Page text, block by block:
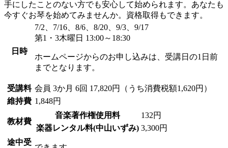
手にしたことのない方でも安心して始められます。あなたも
今すぐお琴を始めてみませんか。資格取得もできます。
日時
7/2、7/16、8/6、8/20、9/3、9/17
第1・3木曜日 13:00～18:30
ホームページからのお申し込みは、受講日の1日前
までとなります。
受講料 会員 3か月 6回 17,820円（うち消費税額1,620円）
維持費 1,848円
教材費
音楽著作権使用料
132円
楽器レンタル料(中山いずみ) 3,300円
途中受